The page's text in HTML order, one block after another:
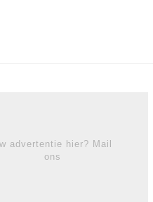
advertentie hier? Mail
ons